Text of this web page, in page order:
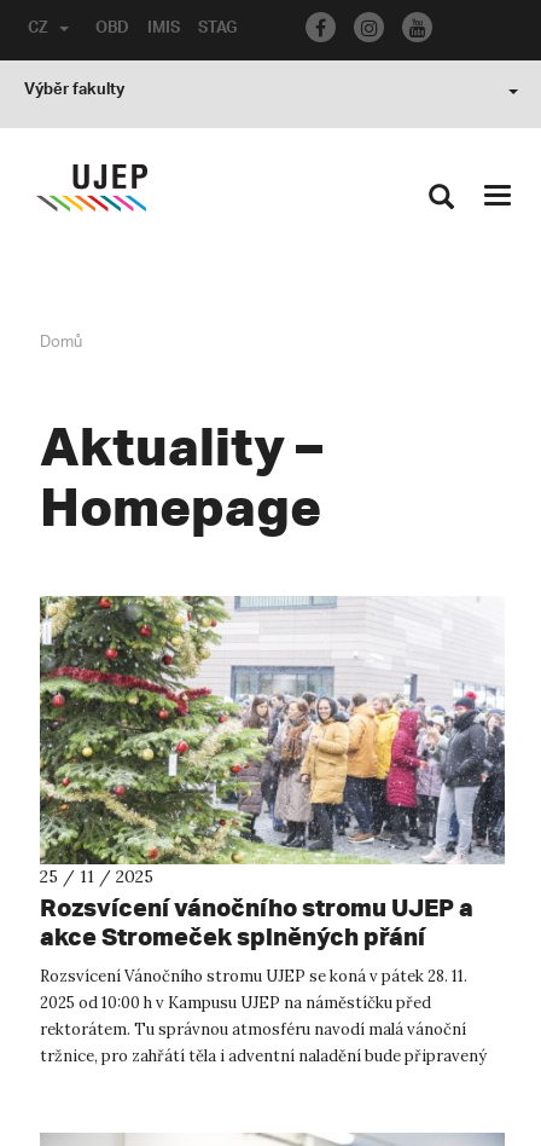
OBD IMIS STAG
CZ
Výběr fakulty
Domů
Aktuality –
Homepage
25 / 11 / 2025
Rozsvícení vánočního stromu UJEP a
akce Stromeček splněných přání
Rozsvícení Vánočního stromu UJEP se koná v pátek 28. 11.
2025 od 10:00 h v Kampusu UJEP na náměstíčku před
rektorátem. Tu správnou atmosféru navodí malá vánoční
tržnice, pro zahřátí těla i adventní naladění bude připravený